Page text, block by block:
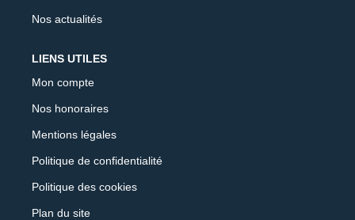
Nos actualités
LIENS UTILES
Mon compte
Nos honoraires
Mentions légales
Politique de confidentialité
Politique des cookies
Plan du site